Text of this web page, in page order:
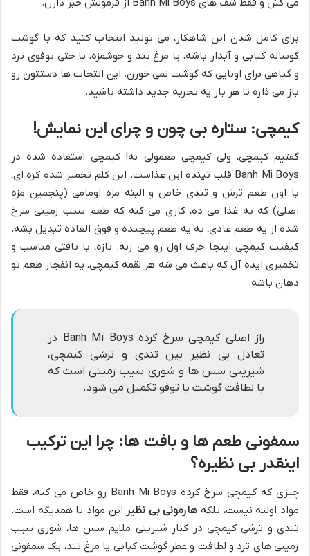
برای کامل شدن این شاهکار، می تونید انتخاب کنید که با گوشت
گوساله کبابی و آبدار باشه، یا مرغ تند و خوشمزه، یا حتی توفوی ترد
و گیاهی برای اونایی که گوشت نمی خورن. این انتخاب ها دستتون رو
باز می ذاره تا هر بار یه تجربه جدید داشته باشید.
کیمچی: ستاره بی چون و چرای این نمایش!
گفتیم کیمچی، ولی کیمچی معمولی نه! کیمچی استفاده شده در
Banh Mi Boys قلب تپنده این غذاست. این کلم تخمیر شده کره ای،
با اون طعم ترش و تندی خاص و البته مزه اومامی (پنجمین مزه
اصلی) که به غذا می ده، کاری می کنه که طعم سیب زمینی سرخ
شده از یه طعم عادی، به یه طعم پیچیده و فوق العاده تبدیل بشه.
کیفیت کیمچی اینجا حرف اول رو می زنه. تازه، با بافتی مناسب و
تخمیری ایده آل که باعث می شه هر لقمه کیمچی، یه انفجار طعم تو
دهان باشه.
راز اصلی کیمچی سرخ کرده Banh Mi Boys در
تعادل بی نظیر بین تندی و ترشی کیمچی،
شیرینی سس ها و شوری سیب زمینی است که
با لطافت گوشت یا توفو تکمیل می شود.
سمفونی طعم ها و بافت ها: چرا این ترکیب
اینقدر بی نظیره؟
چیزی که کیمچی سرخ کرده Banh Mi Boys رو خاص می کنه، فقط
مواد اولیه نیست، بلکه هارمونی بی نظیر این مواد با همدیگه است.
تندی و ترشی کیمچی در کنار شیرینی ملایم سس ها، شوری سیب
زمینی های ترد و لطافت و عطر گوشت کبابی یا مرغ تند، یک سمفونی